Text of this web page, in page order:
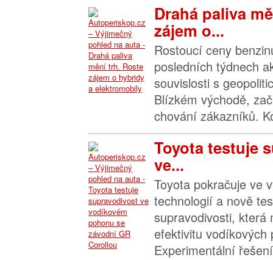
Drahá paliva
zájem o...
Rostoucí ceny
posledních týdnech
souvislosti s
Blízkém východě,
chování zákazníků.
Toyota testuje
ve...
Toyota pokračuje ve
technologií a nově
supravodivosti, která
efektivitu vodíkových
Experimentální